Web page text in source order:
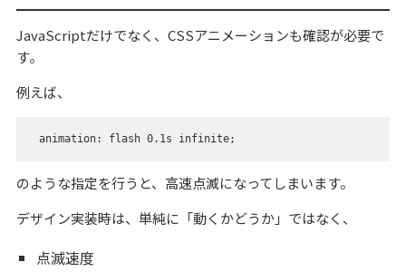
JavaScriptだけでなく、CSSアニメーションも確認が必要で
す。
例えば、
animation: flash 0.1s infinite;
のような指定を行うと、高速点滅になってしまいます。
デザイン実装時は、単純に「動くかどうか」ではなく、
点滅速度